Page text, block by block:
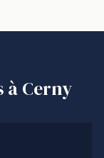
à Cerny